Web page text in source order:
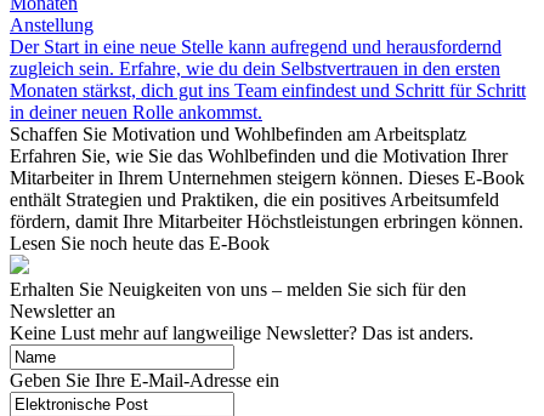
Anstellung
Der Start in eine neue Stelle kann aufregend und herausfordernd
zugleich sein. Erfahre, wie du dein Selbstvertrauen in den ersten
Monaten stärkst, dich gut ins Team einfindest und Schritt für Schritt
in deiner neuen Rolle ankommst.
Schaffen Sie Motivation und Wohlbefinden am Arbeitsplatz
Erfahren Sie, wie Sie das Wohlbefinden und die Motivation Ihrer
Mitarbeiter in Ihrem Unternehmen steigern können. Dieses E-Book
enthält Strategien und Praktiken, die ein positives Arbeitsumfeld
fördern, damit Ihre Mitarbeiter Höchstleistungen erbringen können.
Lesen Sie noch heute das E-Book
Erhalten Sie Neuigkeiten von uns – melden Sie sich für den
Newsletter an
Keine Lust mehr auf langweilige Newsletter? Das ist anders.
Geben Sie Ihre E-Mail-Adresse ein